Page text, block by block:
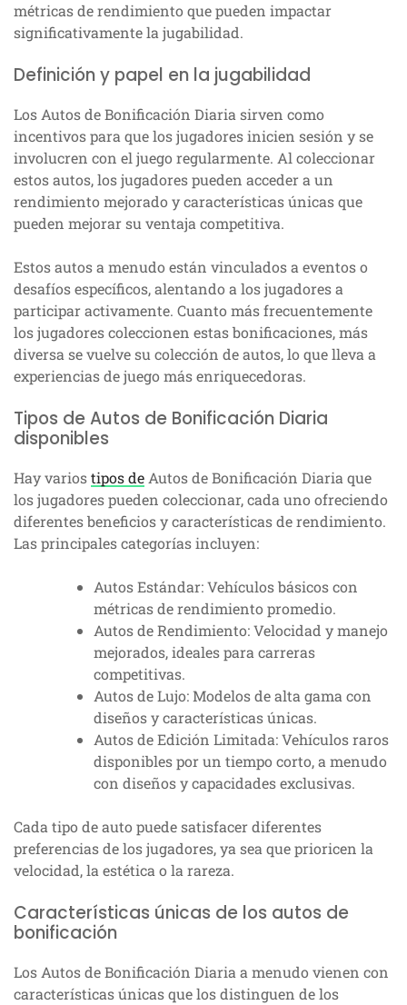
métricas de rendimiento que pueden impactar
significativamente la jugabilidad.
Definición y papel en la jugabilidad
Los Autos de Bonificación Diaria sirven como
incentivos para que los jugadores inicien sesión y se
involucren con el juego regularmente. Al coleccionar
estos autos, los jugadores pueden acceder a un
rendimiento mejorado y características únicas que
pueden mejorar su ventaja competitiva.
Estos autos a menudo están vinculados a eventos o
desafíos específicos, alentando a los jugadores a
participar activamente. Cuanto más frecuentemente
los jugadores coleccionen estas bonificaciones, más
diversa se vuelve su colección de autos, lo que lleva a
experiencias de juego más enriquecedoras.
Tipos de Autos de Bonificación Diaria
disponibles
Hay variostipos deAutos de Bonificación Diaria que
los jugadores pueden coleccionar, cada uno ofreciendo
diferentes beneficios y características de rendimiento.
Las principales categorías incluyen:
Autos Estándar: Vehículos básicos con
métricas de rendimiento promedio.
Autos de Rendimiento: Velocidad y manejo
mejorados, ideales para carreras
competitivas.
Autos de Lujo: Modelos de alta gama con
diseños y características únicas.
Autos de Edición Limitada: Vehículos raros
disponibles por un tiempo corto, a menudo
con diseños y capacidades exclusivas.
Cada tipo de auto puede satisfacer diferentes
preferencias de los jugadores, ya sea que prioricen la
velocidad, la estética o la rareza.
Características únicas de los autos de
bonificación
Los Autos de Bonificación Diaria a menudo vienen con
características únicas que los distinguen de los